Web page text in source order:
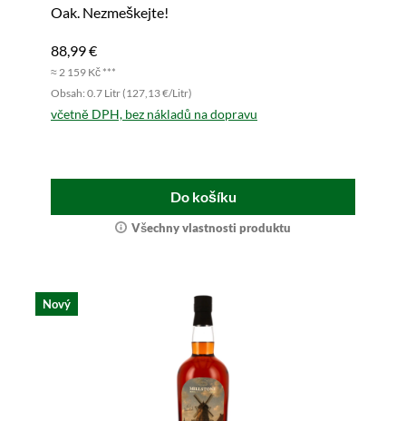
Oak. Nezmeškejte!
88,99 €
≈ 2 159 Kč ***
Obsah: 0.7 Litr (127,13 €/Litr)
včetně DPH, bez nákladů na dopravu
Do košíku
Všechny vlastnosti produktu
Nový